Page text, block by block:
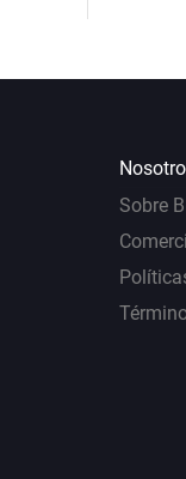
Sobre